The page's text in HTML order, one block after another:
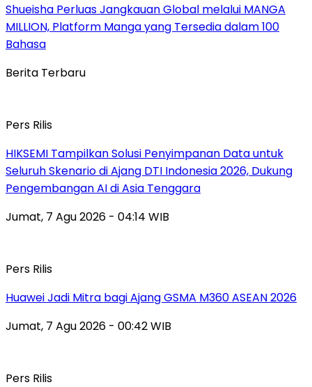
Shueisha Perluas Jangkauan Global melalui MANGA
MILLION, Platform Manga yang Tersedia dalam 100
Bahasa
Berita Terbaru
Pers Rilis
HIKSEMI Tampilkan Solusi Penyimpanan Data untuk
Seluruh Skenario di Ajang DTI Indonesia 2026, Dukung
Pengembangan AI di Asia Tenggara
Jumat, 7 Agu 2026 - 04:14 WIB
Pers Rilis
Huawei Jadi Mitra bagi Ajang GSMA M360 ASEAN 2026
Jumat, 7 Agu 2026 - 00:42 WIB
Pers Rilis